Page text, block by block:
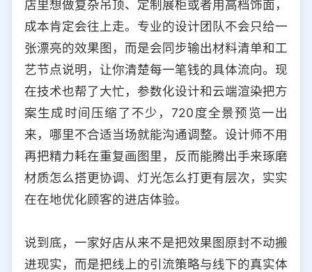
店里想做复杂吊顶、定制展柜或者用高档饰面，
成本肯定会往上走。专业的设计团队不会只给一
张漂亮的效果图，而是会同步输出材料清单和工
艺节点说明，让你清楚每一笔钱的具体流向。现
在技术也帮了大忙，参数化设计和云端渲染把方
案生成时间压缩了不少，720度全景预览一出
来，哪里不合适当场就能沟通调整。设计师不用
再把精力耗在重复画图里，反而能腾出手来琢磨
材质怎么搭更协调、灯光怎么打更有层次，实实
在在地优化顾客的进店体验。
说到底，一家好店从来不是把效果图原封不动搬
进现实，而是把线上的引流策略与线下的真实体